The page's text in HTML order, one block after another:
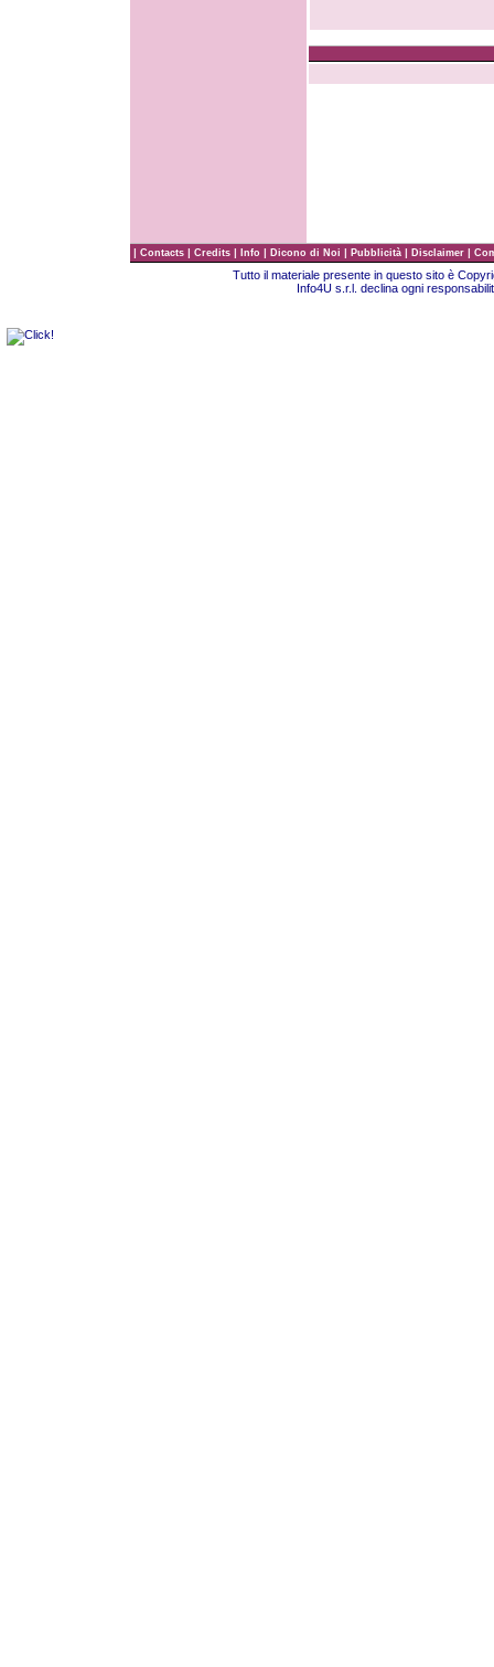
| Contacts | Credits | Info | Dicono di Noi | Pubblicità | Disclaimer |
Tutto il materiale presente in questo sito è
Info4U s.r.l. declina ogni